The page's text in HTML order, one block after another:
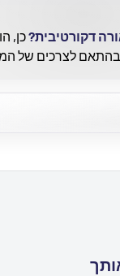
דקורטיבית?כן,
בהתאם לצרכים של